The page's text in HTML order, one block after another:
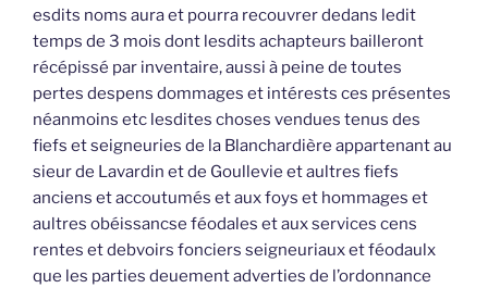
esdits noms aura et pourra recouvrer dedans ledit
temps de 3 mois dont lesdits achapteurs bailleront
récépissé par inventaire, aussi à peine de toutes
pertes despens dommages et intérests ces présentes
néanmoins etc lesdites choses vendues tenus des
fiefs et seigneuries de la Blanchardière appartenant au
sieur de Lavardin et de Goullevie et aultres fiefs
anciens et accoutumés et aux foys et hommages et
aultres obéissancse féodales et aux services cens
rentes et debvoirs fonciers seigneuriaux et féodaulx
que les parties deuement adverties de l’ordonnance